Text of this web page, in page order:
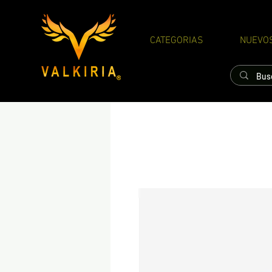
CATEGORIAS